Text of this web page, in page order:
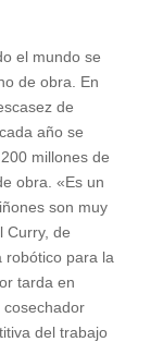
el mundo se
de obra. En
de
año se
millones de
obra. «Es un
son muy
Curry, de
robótico para la
tarda en
del trabajo